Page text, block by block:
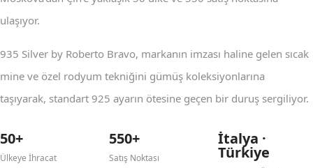
ulaşıyor.
935 Silver by Roberto Bravo, markanın imzası haline gelen sıcak
mine ve özel rodyum tekniğini gümüş koleksiyonlarına
taşıyarak, standart 925 ayarın ötesine geçen bir duruş sergiliyor.
50+
Ülkeye İhracat
550+
Satış Noktası
İtalya ·
Türkiye